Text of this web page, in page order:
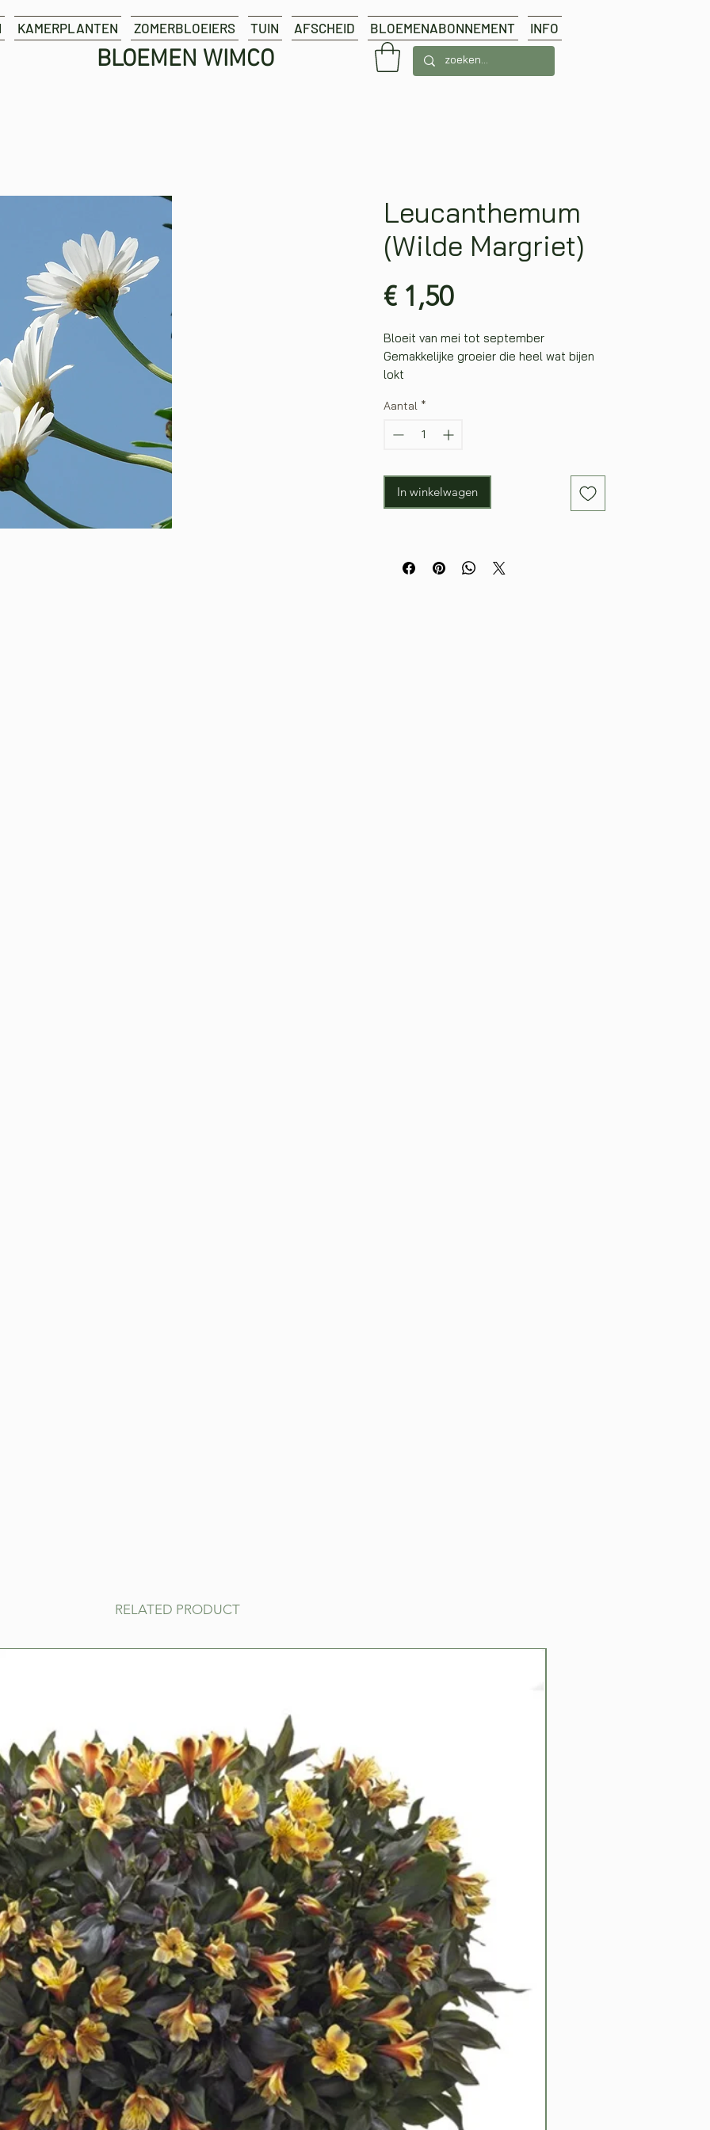
BLOEMEN WIMCO
KAMERPLANTEN ZOMERBLOEIERS TUIN AFSCHEID BLOEMENABONNEMENT INFO
Leucanthemum
(Wilde Margriet)
€ 1,50Prijs
Bloeit van mei tot september
Gemakkelijke groeier die heel wat bijen
lokt
Aantal *
In winkelwagen
RELATED PRODUCT